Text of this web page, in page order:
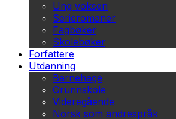
Ung voksen
Serieromaner
Fagbøker
Skolebøker
Forfattere
Utdanning
Barnehage
Grunnskole
Videregående
Norsk som andrespråk